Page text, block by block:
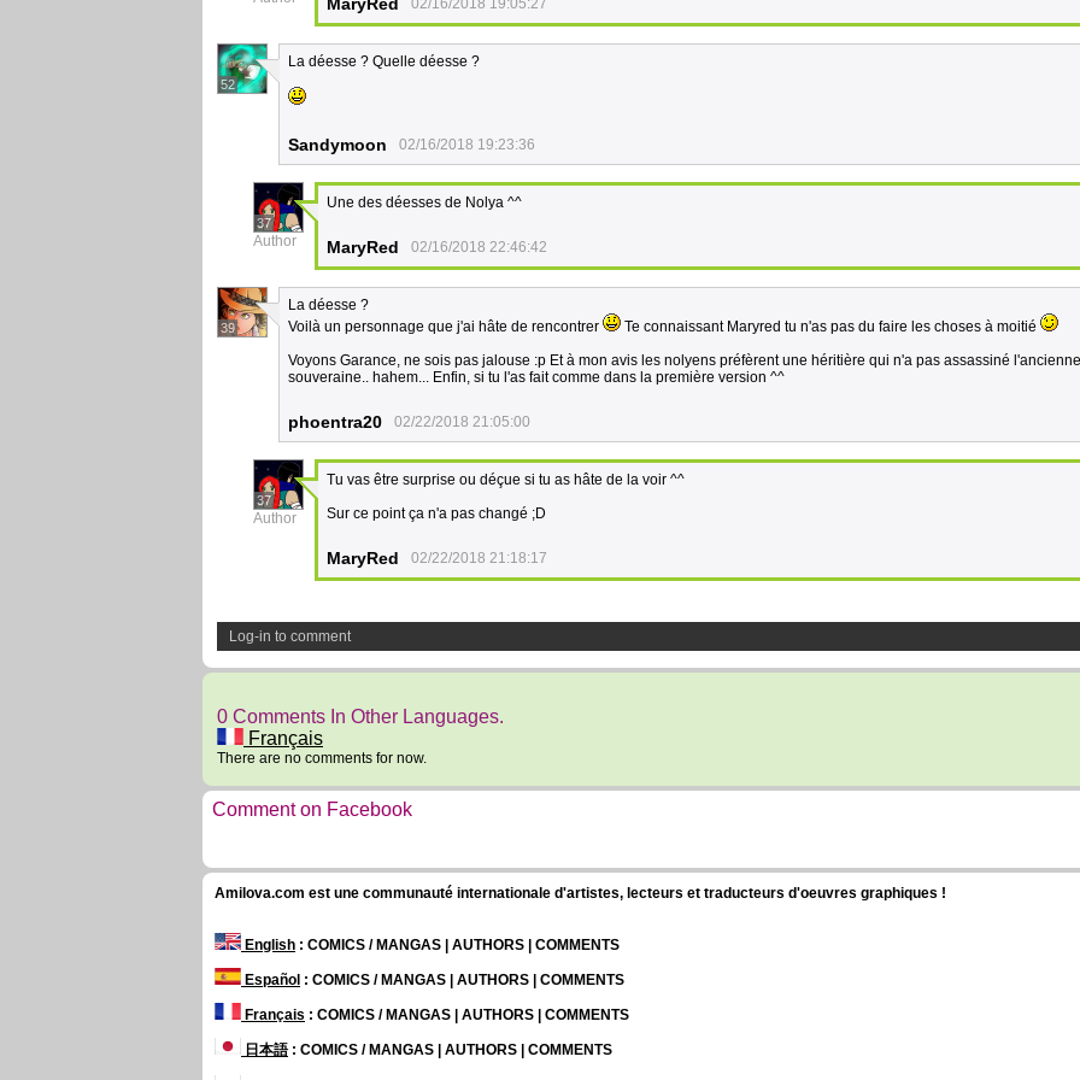
02/16/2018 19:05:27
52
La déesse ? Quelle déesse ?
Sandymoon 02/16/2018 19:23:36
37
Author
Une des déesses de Nolya ^^
MaryRed 02/16/2018 22:46:42
39
La déesse ?
Voilà un personnage que j'ai hâte de rencontrer
Te connaissant Maryred tu n'as pas du faire les choses à moitié
Voyons Garance, ne sois pas jalouse :p Et à mon avis les nolyens préfèrent une héritière qui n'a pas assassiné l'ancienne
souveraine.. hahem... Enfin, si tu l'as fait comme dans la première version ^^
phoentra20 02/22/2018 21:05:00
37
Author
Tu vas être surprise ou déçue si tu as hâte de la voir ^^
Sur ce point ça n'a pas changé ;D
MaryRed 02/22/2018 21:18:17
Log-in to comment
0 Comments In Other Languages.
Français
There are no comments for now.
Comment on Facebook
Amilova.com est une communauté internationale d'artistes, lecteurs et traducteurs d'oeuvres graphiques !
English : COMICS / MANGAS | AUTHORS | COMMENTS
Español : COMICS / MANGAS | AUTHORS | COMMENTS
Français : COMICS / MANGAS | AUTHORS | COMMENTS
日本語: COMICS / MANGAS | AUTHORS | COMMENTS